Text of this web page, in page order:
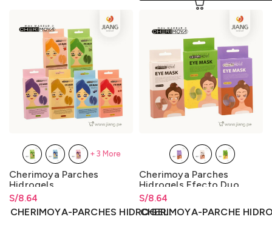
Cherimoya Parches
Hidrogels
S/8.64
Rango de precios: desde
S/8.64hastaS/8.64
CHERIMOYA-PARCHES HIDROGEL
+3 More
Cherimoya Parches
Hidrogels Efecto Duo
S/8.64
Rango de precios: desde
S/8.64hastaS/8.64
CHERIMOYA-PARCHE